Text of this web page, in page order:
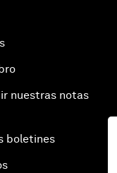
nuestras notas
boletines